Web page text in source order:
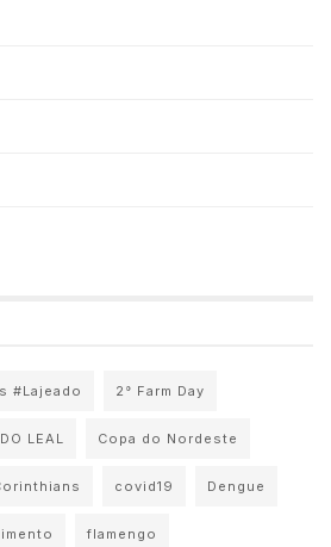
#Lajeado 2° Farm Day
LEAL Copa do Nordeste
covid19 Dengue
flamengo